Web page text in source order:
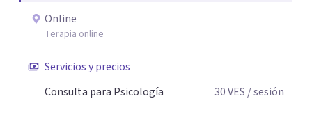
Online
Terapia online
Servicios y precios
Consulta para Psicología
30VES / sesión